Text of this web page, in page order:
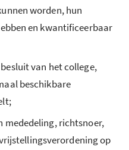
worden, hun
en kwantificeerbaar
van het college,
beschikbare
mededeling, richtsnoer,
op